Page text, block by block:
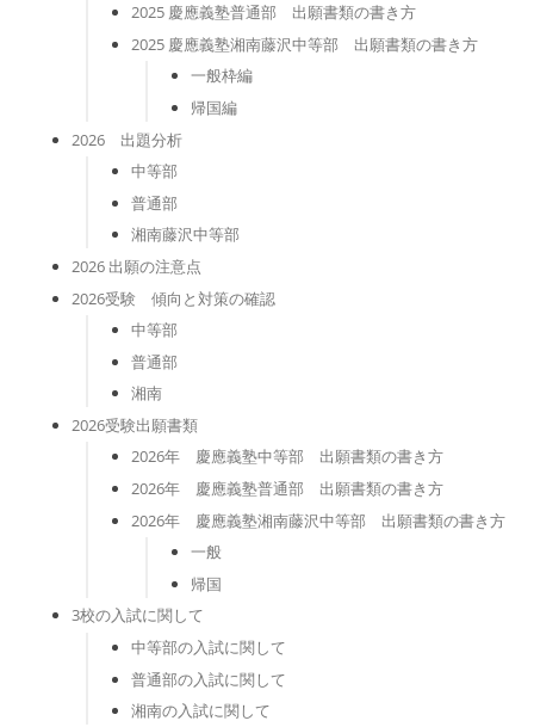
2025 慶應義塾普通部 出願書類の書き方
2025 慶應義塾湘南藤沢中等部 出願書類の書き方
一般枠編
帰国編
2026 出題分析
中等部
普通部
湘南藤沢中等部
2026 出願の注意点
2026受験 傾向と対策の確認
中等部
普通部
湘南
2026受験出願書類
2026年 慶應義塾中等部 出願書類の書き方
2026年 慶應義塾普通部 出願書類の書き方
2026年 慶應義塾湘南藤沢中等部 出願書類の書き方
一般
帰国
3校の入試に関して
中等部の入試に関して
普通部の入試に関して
湘南の入試に関して